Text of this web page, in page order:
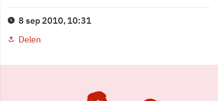
8 sep 2010, 10:31
Delen